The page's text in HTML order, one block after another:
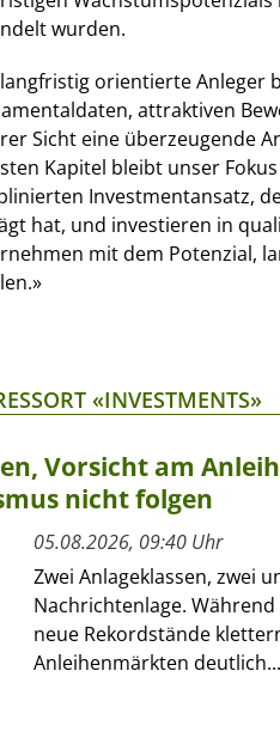
wurden.
orientierte Anleger
attraktiven
Sicht eine überzeugende
Kapitel bleibt unser
Investmentansatz,
hat, und investieren in
mit dem Potenzial,
«INVESTMENTS»
Vorsicht am
nicht folgen
05.08.2026, 09:40 Uhr
Zwei Anlageklassen, zwei
Nachrichtenlage. Während
neue Rekordstände
Anleihenmärkten deutlich...